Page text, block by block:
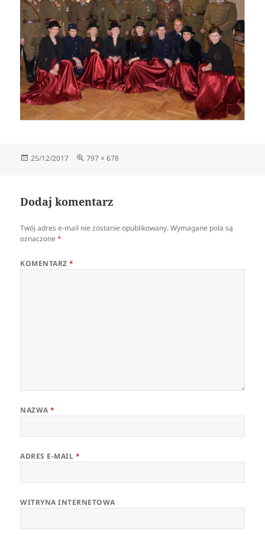
Data
25/12/2017
Pełny
797 × 678
Dodaj komentarz
Twój adres e-mail nie zostanie opublikowany. Wymagane pola są
oznaczone*
KOMENTARZ*
NAZWA*
ADRES E-MAIL *
WITRYNA INTERNETOWA